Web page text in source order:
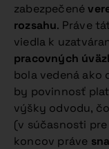
zabezpečené
rozsahu. Práve
viedla k
pracovných
bola vedená ako
by povinnosť
výšky odvodu,
(v súčasnosti pre
koncov práve